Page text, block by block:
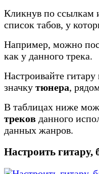
Кликнув по ссылкам
список табов, у
Например, можно
как у данного трека.
Настроивайте
значку тюнера,
В таблицах ниже
треков данного
данных жанров.
Настроить гитару,